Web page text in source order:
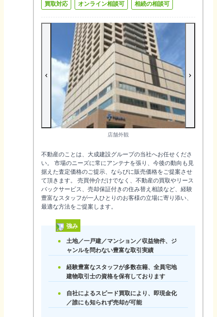
買取対応 オンライン相談可 相続の相談可
店舗外観
不動産のことは、大成建設グループの当社へお任せくださ
い。 市場のニーズに常にアンテナを張り、今後の動向も見
据えた査定価格のご提示、ならびに販売価格をご提案させ
て頂きます。 売買仲介だけでなく、不動産の買取やリース
バックサービス、売却保証付きの住み替え相談など、経験
豊富なスタッフが一人ひとりのお客様の立場に寄り添い、
最適な方法をご提案します。
強み
土地／一戸建／マンション／収益物件、ジ
ャンルを問わない豊富な取引実績
経験豊富なスタッフが多数在籍、全員宅地
建物取引士の資格を保有しております
自社によるスピード買取により、即現金化
／誰にも知られず売却が可能